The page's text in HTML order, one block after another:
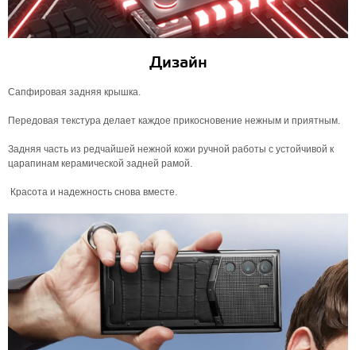
Дизайн
Сапфировая задняя крышка.
Передовая текстура делает каждое прикосновение нежным и приятным.
Задняя часть из редчайшей нежной кожи ручной работы с устойчивой к
царапинам керамической задней рамой.
Красота и надежность снова вместе.